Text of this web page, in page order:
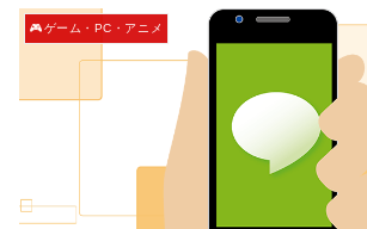
🎮ゲーム・PC・アニメ